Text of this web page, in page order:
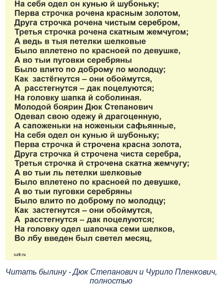
Читать былину - Дюк Степанович и Чурило Пленкович,
полностью